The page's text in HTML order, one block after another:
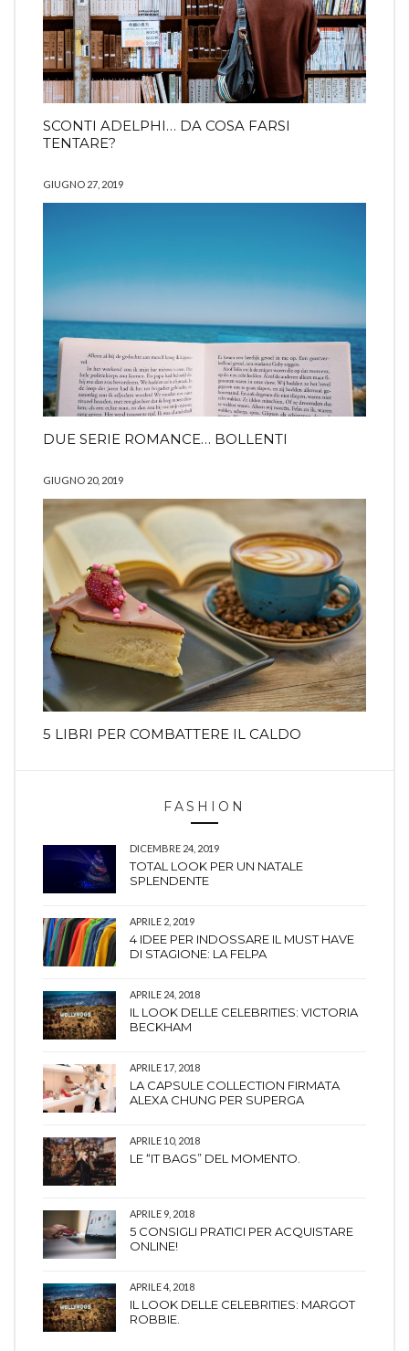
SCONTI ADELPHI… DA COSA FARSI
TENTARE?
GIUGNO 27, 2019
DUE SERIE ROMANCE… BOLLENTI
GIUGNO 20, 2019
5 LIBRI PER COMBATTERE IL CALDO
FASHION
DICEMBRE 24, 2019
TOTAL LOOK PER UN NATALE
SPLENDENTE
APRILE 2, 2019
4 IDEE PER INDOSSARE IL MUST HAVE
DI STAGIONE: LA FELPA
APRILE 24, 2018
IL LOOK DELLE CELEBRITIES: VICTORIA
BECKHAM
APRILE 17, 2018
LA CAPSULE COLLECTION FIRMATA
ALEXA CHUNG PER SUPERGA
APRILE 10, 2018
LE “IT BAGS” DEL MOMENTO.
APRILE 9, 2018
5 CONSIGLI PRATICI PER ACQUISTARE
ONLINE!
APRILE 4, 2018
IL LOOK DELLE CELEBRITIES: MARGOT
ROBBIE.